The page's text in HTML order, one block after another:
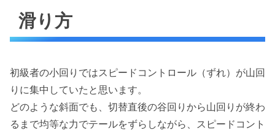
滑り方
初級者の小回りではスピードコントロール（ずれ）が山回
りに集中していたと思います。
どのような斜面でも、切替直後の谷回りから山回りが終わ
るまで均等な力でテールをずらしながら、スピードコント